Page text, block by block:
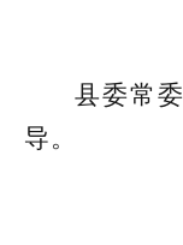
县委常
导。